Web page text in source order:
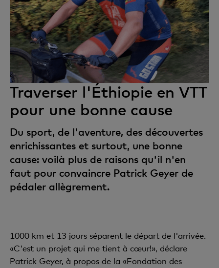
Traverser l'Éthiopie en VTT
pour une bonne cause
Du sport, de l'aventure, des découvertes
enrichissantes et surtout, une bonne
cause: voilà plus de raisons qu'il n'en
faut pour convaincre Patrick Geyer de
pédaler allègrement.
1000 km et 13 jours séparent le départ de l'arrivée.
«C'est un projet qui me tient à cœur!», déclare
Patrick Geyer, à propos de la «Fondation des